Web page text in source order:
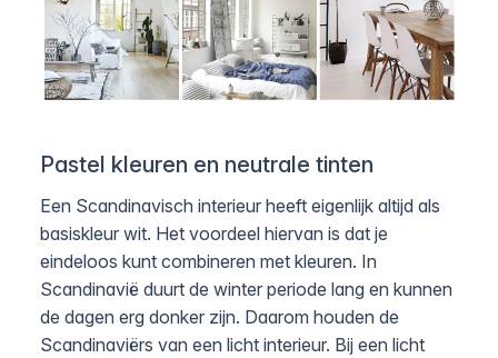
Pastel kleuren en neutrale tinten
Een Scandinavisch interieur heeft eigenlijk altijd als
basiskleur wit. Het voordeel hiervan is dat je
eindeloos kunt combineren met kleuren. In
Scandinavië duurt de winter periode lang en kunnen
de dagen erg donker zijn. Daarom houden de
Scandinaviërs van een licht interieur. Bij een licht